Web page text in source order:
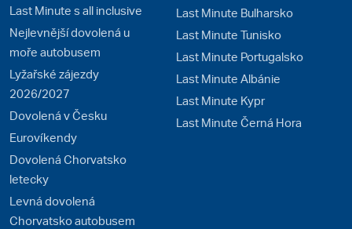
Last Minute s all inclusive
Nejlevnější dovolená u
moře autobusem
Lyžařské zájezdy
2026/2027
Dovolená v Česku
Eurovíkendy
Dovolená Chorvatsko
letecky
Levná dovolená
Chorvatsko autobusem
Last Minute Bulharsko
Last Minute Tunisko
Last Minute Portugalsko
Last Minute Albánie
Last Minute Kypr
Last Minute Černá Hora